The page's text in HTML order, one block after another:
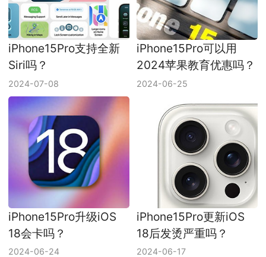
iPhone15Pro支持全新
Siri吗？
2024-07-08
iPhone15Pro可以用
2024苹果教育优惠吗？
2024-06-25
iPhone15Pro升级iOS
18会卡吗？
2024-06-24
iPhone15Pro更新iOS
18后发烫严重吗？
2024-06-17